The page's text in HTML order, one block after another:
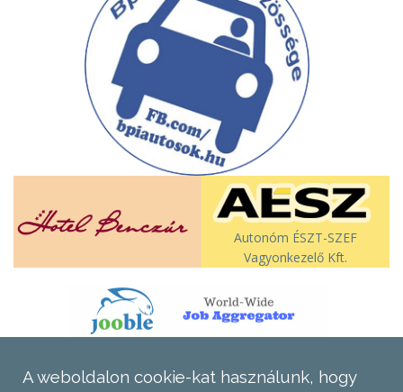
Autonóm ÉSZT-SZEF
Vagyonkezelő Kft.
A weboldalon cookie-kat használunk, hogy